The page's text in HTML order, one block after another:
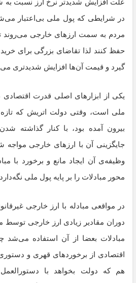
در شرایطی که پول ملی بی‌اعتبار
مردم به سمت ارزهای خارجی می‌روند تا
حفظ کنند لذا تقاضای بزرگی برای
گیرد و قیمت‌ آن‌ها افزایش شدیدتری
یکی از ابزارهای اصلی قدرت
ملی است، وقتی دولت اتریش که
بیرون آمده بود، با کنار گذاشته
جایگزینی آن با ارزهای خارجی مواجه
وظیفه‌ی آن ایجاد مانع و برخورد با
محور مبادلات را بر پایه پول ملی نگه‌دارد.
در مواقعی مبادله با ارز خارجی
دوران مقادیر زیادی ارز خارجی توسط
مبادلات بعضا از آن استفاده می‌شد
اقتصادی از برخورد‌های قهری و
هم که دولت بخواهد با